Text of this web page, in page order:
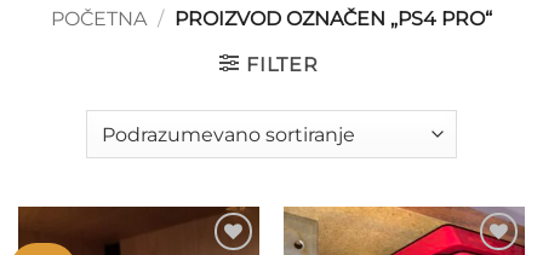
POČETNA / PROIZVOD OZNAČEN „PS4 PRO“
FILTER